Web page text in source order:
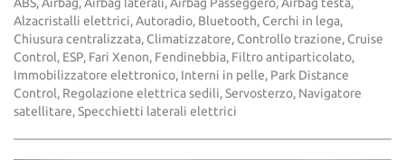
Alzacristalli elettrici, Autoradio, Bluetooth, Cerchi in lega,
Chiusura centralizzata, Climatizzatore, Controllo trazione, Cruise
Control, ESP, Fari Xenon, Fendinebbia, Filtro antiparticolato,
Immobilizzatore elettronico, Interni in pelle, Park Distance
Control, Regolazione elettrica sedili, Servosterzo, Navigatore
satellitare, Specchietti laterali elettrici